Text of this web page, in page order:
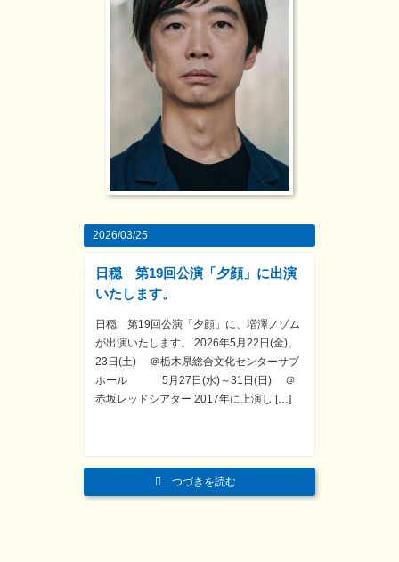
2026/03/25
日穏 第19回公演「夕顔」に出演
いたします。
日穏 第19回公演「夕顔」に、増澤ノゾム
が出演いたします。 2026年5月22日(金)、
23日(土) ＠栃木県総合文化センターサブ
ホール 5月27日(水)～31日(日) ＠
赤坂レッドシアター 2017年に上演し […]
つづきを読む